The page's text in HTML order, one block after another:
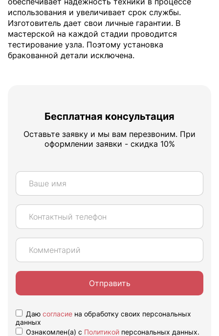
использования и увеличивает срок службы.
Изготовитель дает свои личные гарантии. В
мастерской на каждой стадии проводится
тестирование узла. Поэтому установка
бракованной детали исключена.
Бесплатная консультация
Оставьте заявку и мы вам перезвоним. При
оформлении заявки - скидка 10%
Отправить
Даю согласие на обработку своих персональных
данных
Ознакомлен(а) с Политикой персональных данных.